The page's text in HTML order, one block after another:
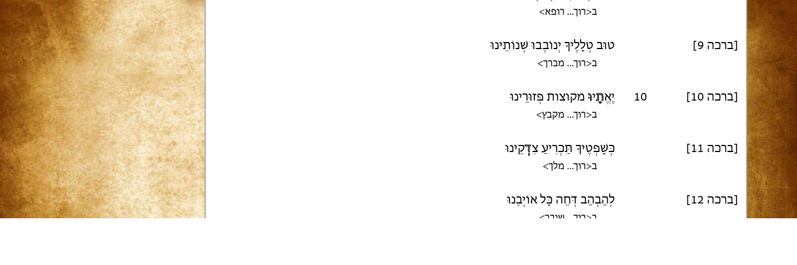
ב<רוך... רופא>
[ברכה 9] טוּב טְלָלֶיךָ יְנוֹבְבוּ שְׁנוֹתֵינוּ
ב<רוך... מברך>
[ברכה 10] 10 יֶאֱתָיוּמקוצות פְּזוּרֵינוּ
ב<רוך... מקבץ>
[ברכה 11] כְּשָׁפְטֶיךָ תַּכְרִיעַ צִדְקֵינוּ
ב<רוך... מלך>
[ברכה 12] לְהַבְהַב דְּחֵה כָּל אוֹיְבֵנוּ
ב<רוך... שובר>